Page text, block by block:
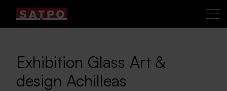
Exhibition Glass Art &
design Achilleas